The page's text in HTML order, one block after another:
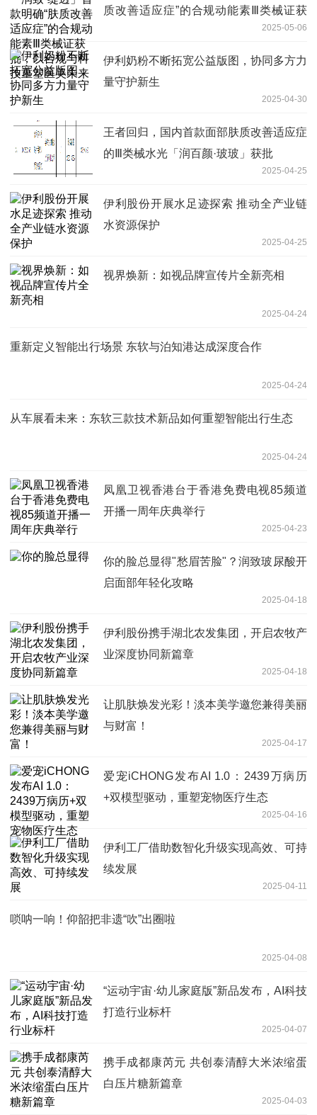
质改善适应症”的合规动能素Ⅲ类械证获
2025-05-06
伊利奶粉不断拓宽公益版图，协同多方力
量守护新生
2025-04-30
王者回归，国内首款面部肤质改善适应症
的Ⅲ类械水光「润百颜·玻玻」获批
2025-04-25
伊利股份开展水足迹探索 推动全产业链
水资源保护
2025-04-25
视界焕新：如视品牌宣传片全新亮相
2025-04-24
重新定义智能出行场景 东软与泊知港达成深度合作
2025-04-24
从车展看未来：东软三款技术新品如何重塑智能出行生态
2025-04-24
凤凰卫视香港台于香港免费电视85频道
开播一周年庆典举行
2025-04-23
你的脸总显得"愁眉苦脸"？润致玻尿酸开
启面部年轻化攻略
2025-04-18
伊利股份携手湖北农发集团，开启农牧产
业深度协同新篇章
2025-04-18
让肌肤焕发光彩！淡本美学邀您兼得美丽
与财富！
2025-04-17
爱宠iCHONG发布AI 1.0：2439万病历
+双模型驱动，重塑宠物医疗生态
2025-04-16
伊利工厂借助数智化升级实现高效、可持
续发展
2025-04-11
唢呐一响！仰韶把非遗“吹”出圈啦
2025-04-08
“运动宇宙·幼儿家庭版”新品发布，AI科技
打造行业标杆
2025-04-07
携手成都康芮元 共创泰清醇大米浓缩蛋
白压片糖新篇章
2025-04-03